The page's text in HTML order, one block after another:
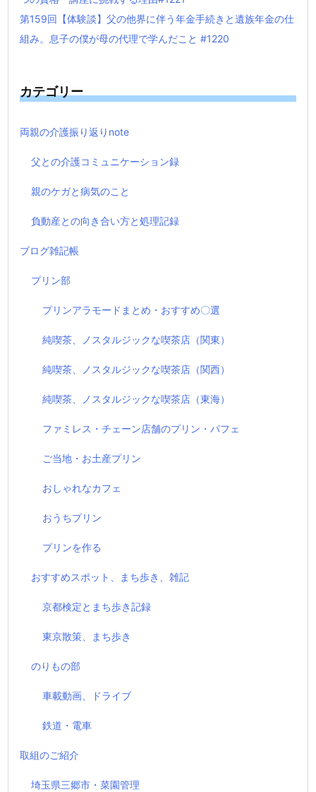
第159回【体験談】父の他界に伴う年金手続きと遺族年金の仕
組み。息子の僕が母の代理で学んだこと #1220
カテゴリー
両親の介護振り返りnote
父との介護コミュニケーション録
親のケガと病気のこと
負動産との向き合い方と処理記録
ブログ雑記帳
プリン部
プリンアラモードまとめ・おすすめ〇選
純喫茶、ノスタルジックな喫茶店（関東）
純喫茶、ノスタルジックな喫茶店（関西）
純喫茶、ノスタルジックな喫茶店（東海）
ファミレス・チェーン店舗のプリン・パフェ
ご当地・お土産プリン
おしゃれなカフェ
おうちプリン
プリンを作る
おすすめスポット、まち歩き、雑記
京都検定とまち歩き記録
東京散策、まち歩き
のりもの部
車載動画、ドライブ
鉄道・電車
取組のご紹介
埼玉県三郷市・菜園管理